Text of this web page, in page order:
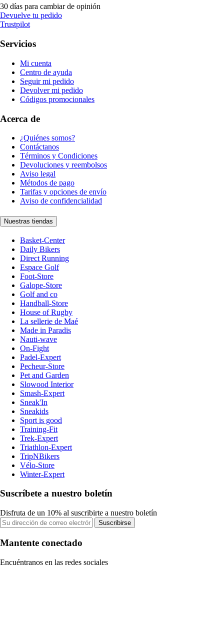
30 días para cambiar de opinión
Devuelve tu pedido
Trustpilot
Servicios
Mi cuenta
Centro de ayuda
Seguir mi pedido
Devolver mi pedido
Códigos promocionales
Acerca de
¿Quiénes somos?
Contáctanos
Términos y Condiciones
Devoluciones y reembolsos
Aviso legal
Métodos de pago
Tarifas y opciones de envío
Aviso de confidencialidad
Nuestras tiendas
Basket-Center
Daily Bikers
Direct Running
Espace Golf
Foot-Store
Galope-Store
Golf and co
Handball-Store
House of Rugby
La sellerie de Maé
Made in Paradis
Nauti-wave
On-Fight
Padel-Expert
Pecheur-Store
Pet and Garden
Slowood Interior
Smash-Expert
Sneak'In
Sneakids
Sport is good
Training-Fit
Trek-Expert
Triathlon-Expert
TripNBikers
Vélo-Store
Winter-Expert
Suscríbete a nuestro boletín
Disfruta de un 10% al suscribirte a nuestro boletín
Suscribirse
Mantente conectado
Encuéntranos en las redes sociales